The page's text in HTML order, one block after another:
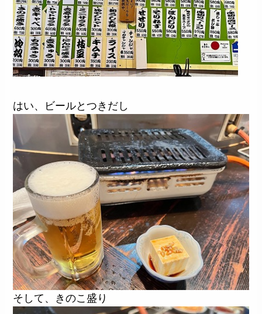
はい、ビールとつきだし
そして、きのこ盛り